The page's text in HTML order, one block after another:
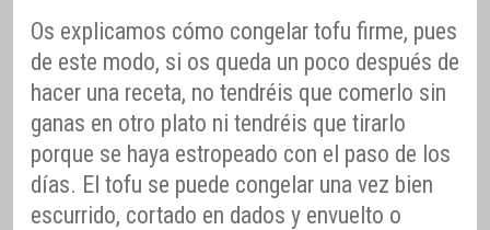
Os explicamos cómo congelar tofu firme, pues
de este modo, si os queda un poco después de
hacer una receta, no tendréis que comerlo sin
ganas en otro plato ni tendréis que tirarlo
porque se haya estropeado con el paso de los
días. El tofu se puede congelar una vez bien
escurrido, cortado en dados y envuelto o